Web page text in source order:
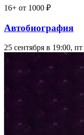
16+ от 1000 ₽
Автобиография
25 сентября в 19:00, пт